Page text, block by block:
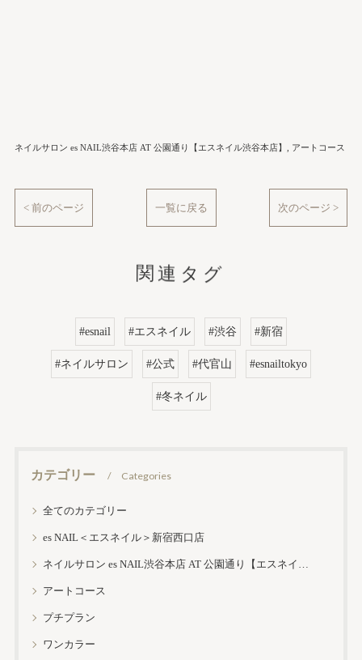
ネイルサロン es NAIL渋谷本店 AT 公園通り【エスネイル渋谷本店】 アートコース
< 前のページ 一覧に戻る 次のページ >
関連タグ
#esnail #エスネイル #渋谷 #新宿
#ネイルサロン #公式 #代官山 #esnailtokyo
#冬ネイル
カテゴリー Categories
全てのカテゴリー
es NAIL＜エスネイル＞新宿西口店
ネイルサロン es NAIL渋谷本店 AT 公園通り【エスネイル渋谷本店】
アートコース
プチプラン
ワンカラー